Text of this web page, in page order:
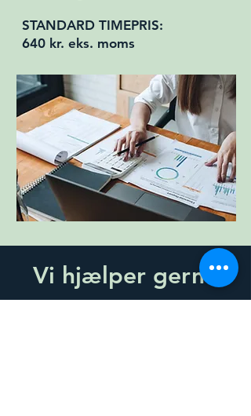
STANDARD TIMEPRIS:
640 kr. eks. moms
Vi hjælper gerne